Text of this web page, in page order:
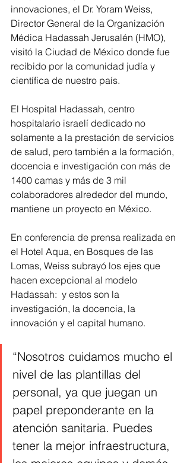
innovaciones, el Dr. Yoram Weiss,
Director General de la Organización
Médica Hadassah Jerusalén (HMO),
visitó la Ciudad de México donde fue
recibido por la comunidad judía y
científica de nuestro país.
El Hospital Hadassah, centro
hospitalario israelí dedicado no
solamente a la prestación de servicios
de salud, pero también a la formación,
docencia e investigación con más de
1400 camas y más de 3 mil
colaboradores alrededor del mundo,
mantiene un proyecto en México.
En conferencia de prensa realizada en
el Hotel Aqua, en Bosques de las
Lomas, Weiss subrayó los ejes que
hacen excepcional al modelo
Hadassah:  y estos son la
investigación, la docencia, la
innovación y el capital humano.
“Nosotros cuidamos mucho el
nivel de las plantillas del
personal, ya que juegan un
papel preponderante en la
atención sanitaria. Puedes
tener la mejor infraestructura,